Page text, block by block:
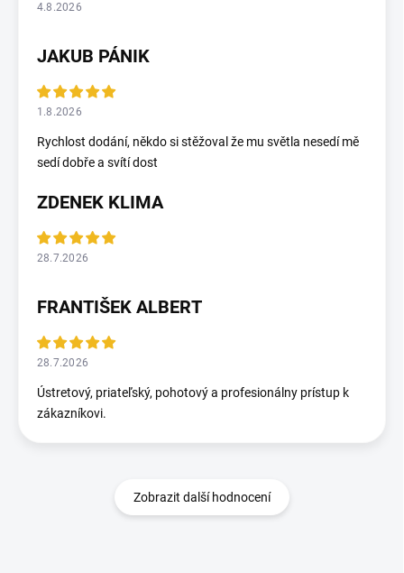
4.8.2026
JAKUB PÁNIK
1.8.2026
Rychlost dodání, někdo si stěžoval že mu světla nesedí mě
sedí dobře a svítí dost
ZDENEK KLIMA
28.7.2026
FRANTIŠEK ALBERT
28.7.2026
Ústretový, priateľský, pohotový a profesionálny prístup k
zákazníkovi.
Zobrazit další hodnocení